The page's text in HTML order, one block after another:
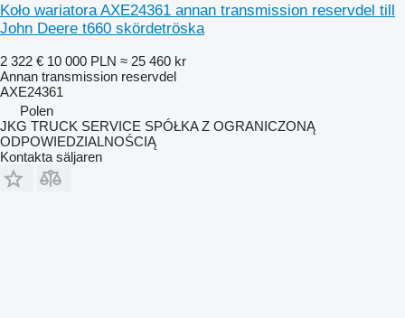
Koło wariatora AXE24361 annan transmission reservdel till
John Deere t660 skördetröska
2 322 € 10 000 PLN ≈ 25 460 kr
Annan transmission reservdel
AXE24361
Polen
JKG TRUCK SERVICE SPÓŁKA Z OGRANICZONĄ
ODPOWIEDZIALNOŚCIĄ
Kontakta säljaren